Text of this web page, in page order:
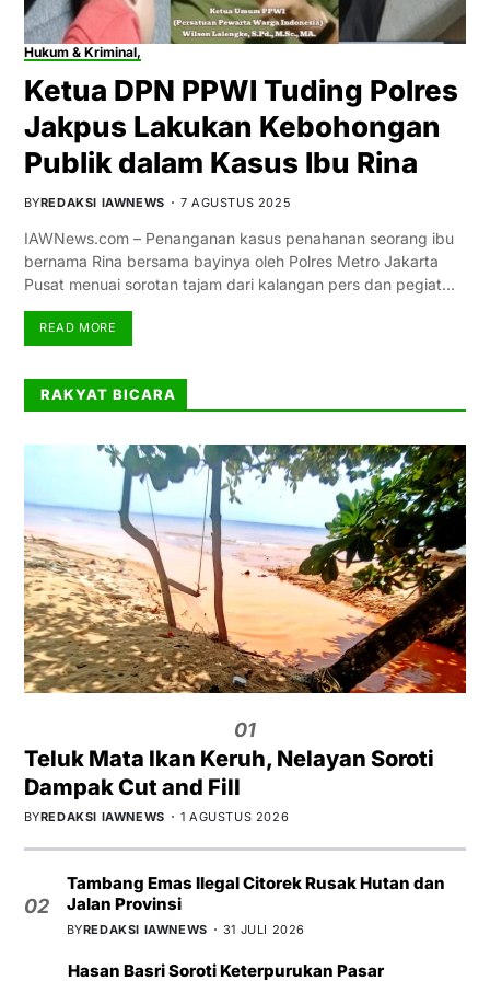
Hukum & Kriminal,
Ketua DPN PPWI Tuding Polres
Jakpus Lakukan Kebohongan
Publik dalam Kasus Ibu Rina
BYREDAKSI IAWNEWS 7 AGUSTUS 2025
IAWNews.com – Penanganan kasus penahanan seorang ibu
bernama Rina bersama bayinya oleh Polres Metro Jakarta
Pusat menuai sorotan tajam dari kalangan pers dan pegiat…
READ MORE
RAKYAT BICARA
01
Teluk Mata Ikan Keruh, Nelayan Soroti
Dampak Cut and Fill
BYREDAKSI IAWNEWS 1 AGUSTUS 2026
02
Tambang Emas Ilegal Citorek Rusak Hutan dan
Jalan Provinsi
BYREDAKSI IAWNEWS 31 JULI 2026
Hasan Basri Soroti Keterpurukan Pasar